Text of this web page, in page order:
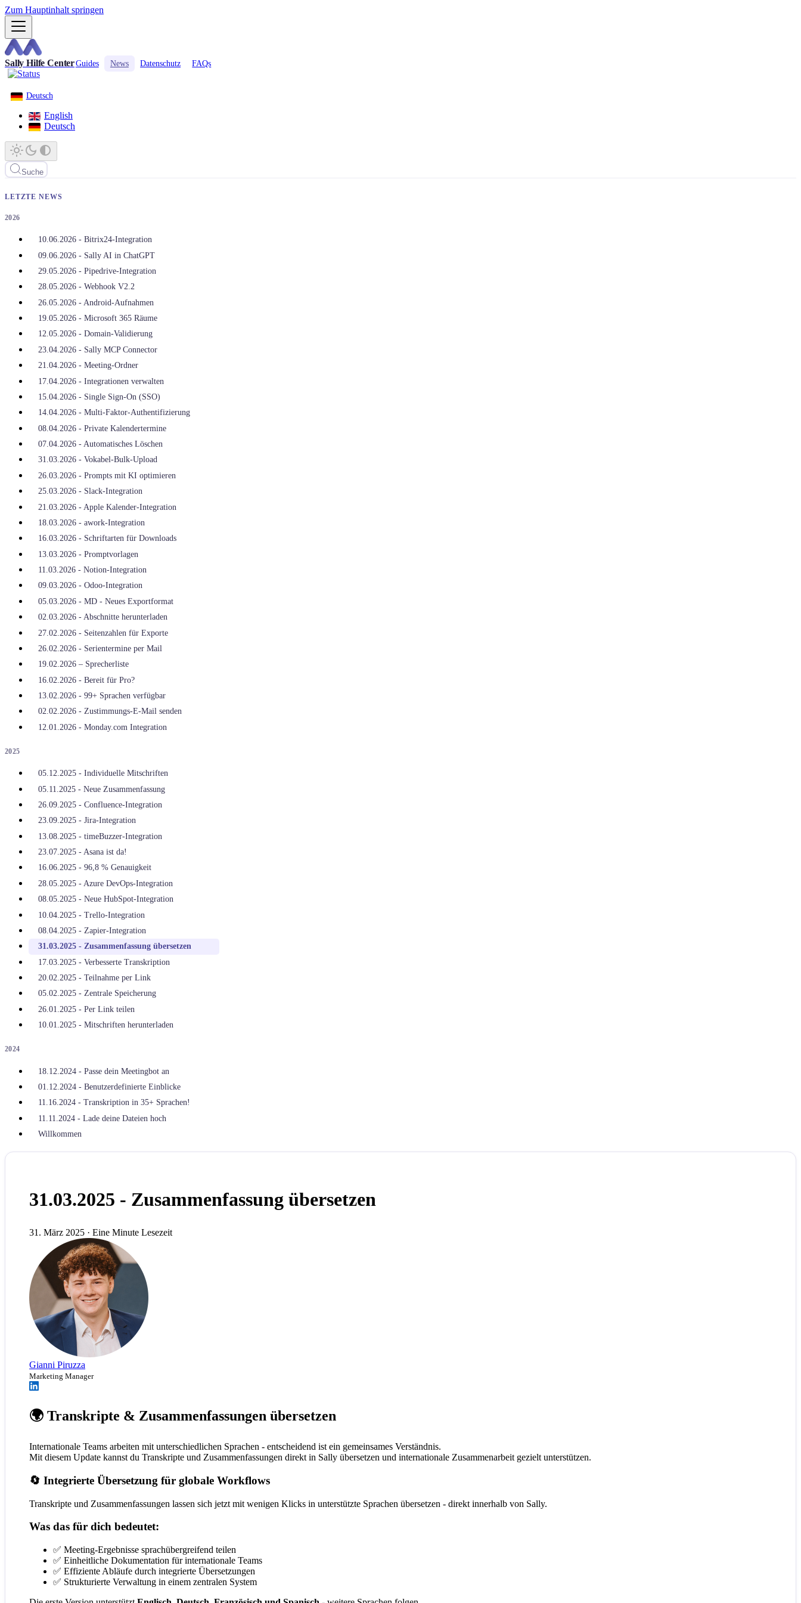
Zum Hauptinhalt springen
Sally Hilfe CenterGuides News Datenschutz FAQs
Deutsch
English
Deutsch
Suche
LETZTE NEWS
2026
10.06.2026 - Bitrix24-Integration
09.06.2026 - Sally AI in ChatGPT
29.05.2026 - Pipedrive-Integration
28.05.2026 - Webhook V2.2
26.05.2026 - Android-Aufnahmen
19.05.2026 - Microsoft 365 Räume
12.05.2026 - Domain-Validierung
23.04.2026 - Sally MCP Connector
21.04.2026 - Meeting-Ordner
17.04.2026 - Integrationen verwalten
15.04.2026 - Single Sign-On (SSO)
14.04.2026 - Multi-Faktor-Authentifizierung
08.04.2026 - Private Kalendertermine
07.04.2026 - Automatisches Löschen
31.03.2026 - Vokabel-Bulk-Upload
26.03.2026 - Prompts mit KI optimieren
25.03.2026 - Slack-Integration
21.03.2026 - Apple Kalender-Integration
18.03.2026 - awork-Integration
16.03.2026 - Schriftarten für Downloads
13.03.2026 - Promptvorlagen
11.03.2026 - Notion-Integration
09.03.2026 - Odoo-Integration
05.03.2026 - MD - Neues Exportformat
02.03.2026 - Abschnitte herunterladen
27.02.2026 - Seitenzahlen für Exporte
26.02.2026 - Serientermine per Mail
19.02.2026 – Sprecherliste
16.02.2026 - Bereit für Pro?
13.02.2026 - 99+ Sprachen verfügbar
02.02.2026 - Zustimmungs-E-Mail senden
12.01.2026 - Monday.com Integration
2025
05.12.2025 - Individuelle Mitschriften
05.11.2025 - Neue Zusammenfassung
26.09.2025 - Confluence-Integration
23.09.2025 - Jira-Integration
13.08.2025 - timeBuzzer-Integration
23.07.2025 - Asana ist da!
16.06.2025 - 96,8 % Genauigkeit
28.05.2025 - Azure DevOps-Integration
08.05.2025 - Neue HubSpot-Integration
10.04.2025 - Trello-Integration
08.04.2025 - Zapier-Integration
31.03.2025 - Zusammenfassung übersetzen
17.03.2025 - Verbesserte Transkription
20.02.2025 - Teilnahme per Link
05.02.2025 - Zentrale Speicherung
26.01.2025 - Per Link teilen
10.01.2025 - Mitschriften herunterladen
2024
18.12.2024 - Passe dein Meetingbot an
01.12.2024 - Benutzerdefinierte Einblicke
11.16.2024 - Transkription in 35+ Sprachen!
11.11.2024 - Lade deine Dateien hoch
Willkommen
31.03.2025 - Zusammenfassung übersetzen
31. März 2025 · Eine Minute Lesezeit
Gianni Piruzza
Marketing Manager
🌍 Transkripte & Zusammenfassungen übersetzen
Internationale Teams arbeiten mit unterschiedlichen Sprachen - entscheidend ist ein gemeinsames Verständnis.
Mit diesem Update kannst du Transkripte und Zusammenfassungen direkt in Sally übersetzen und internationale Zusammenarbeit gezielt unterstützen.
🔄 Integrierte Übersetzung für globale Workflows
Transkripte und Zusammenfassungen lassen sich jetzt mit wenigen Klicks in unterstützte Sprachen übersetzen - direkt innerhalb von Sally.
Was das für dich bedeutet:
✅ Meeting-Ergebnisse sprachübergreifend teilen
✅ Einheitliche Dokumentation für internationale Teams
✅ Effiziente Abläufe durch integrierte Übersetzungen
✅ Strukturierte Verwaltung in einem zentralen System